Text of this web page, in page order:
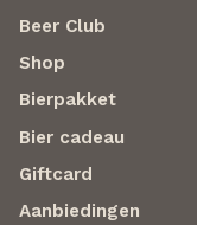
Beer Club
Shop
Bierpakket
Bier cadeau
Giftcard
Aanbiedingen